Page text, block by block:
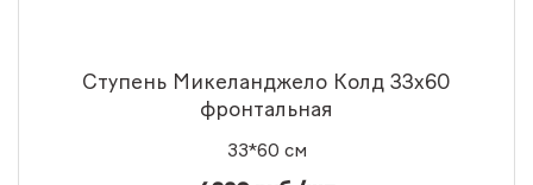
Ступень Микеланджело Колд 33x60
фронтальная
33*60 см